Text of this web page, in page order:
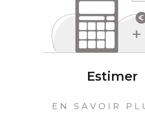
location de biens immobiliers
à
Saint-Genis-Lavl et dans le rhône.
L'équipe d'Étude Immobilière
votre écoute et reste disponible
pour discuter de votreprojet
ambitions.
Estimer
EN SAVOIR